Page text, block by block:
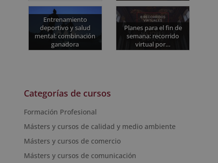
Entrenamiento
deportivo y salud
mental: combinación
ganadora
Planes para el fin de
semana: recorrido
virtual por…
Categorías de cursos
Formación Profesional
Másters y cursos de calidad y medio ambiente
Másters y cursos de comercio
Másters y cursos de comunicación